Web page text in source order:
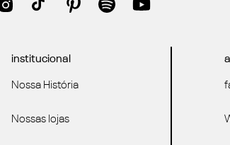
institucional
Nossa História
Nossas lojas